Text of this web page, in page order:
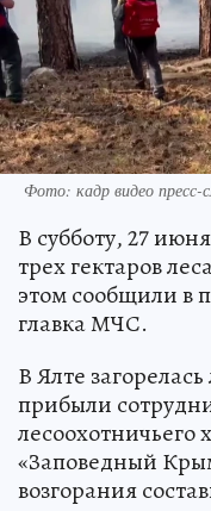
Фото: кадр видео
В субботу, 27
трех гектаров
этом сообщили в
главка МЧС.
В Ялте
прибыли
лесоохотничьего
«Заповедный
возгорания